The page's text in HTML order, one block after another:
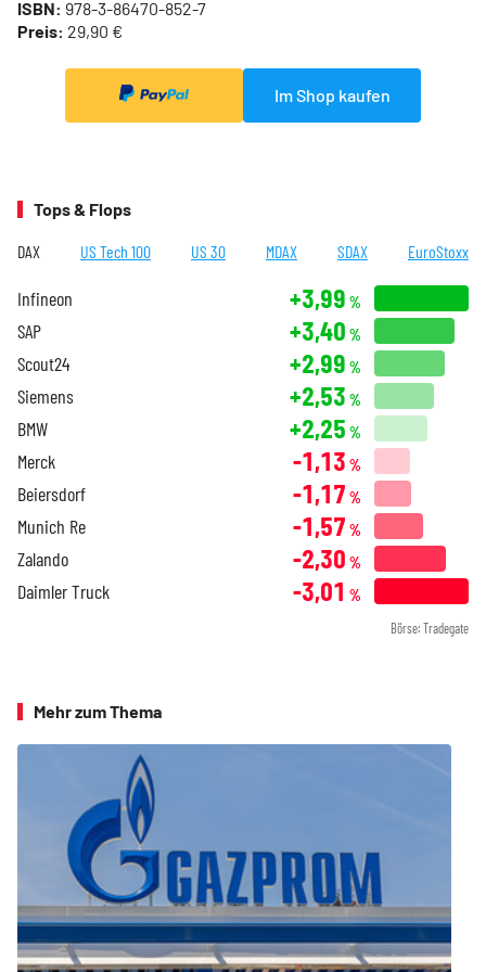
ISBN: 978-3-86470-852-7
Preis: 29,90 €
Im Shop kaufen
Tops & Flops
DAX US Tech 100 US 30 MDAX SDAX EuroStoxx
Infineon +3,99 %
SAP +3,40 %
Scout24 +2,99 %
Siemens +2,53 %
BMW +2,25 %
Merck -1,13 %
Beiersdorf -1,17 %
Munich Re -1,57 %
Zalando -2,30 %
Daimler Truck -3,01 %
Börse: Tradegate
Mehr zum Thema